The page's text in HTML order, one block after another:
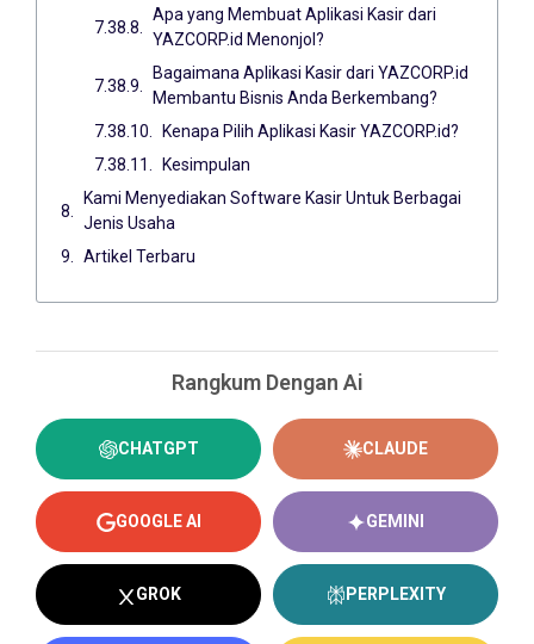
Apa yang Membuat Aplikasi Kasir dari
YAZCORP.id Menonjol?
Bagaimana Aplikasi Kasir dari YAZCORP.id
Membantu Bisnis Anda Berkembang?
Kenapa Pilih Aplikasi Kasir YAZCORP.id?
Kesimpulan
Kami Menyediakan Software Kasir Untuk Berbagai
Jenis Usaha
Artikel Terbaru
Rangkum Dengan Ai
CHATGPT CLAUDE
GOOGLE AI GEMINI
GROK PERPLEXITY